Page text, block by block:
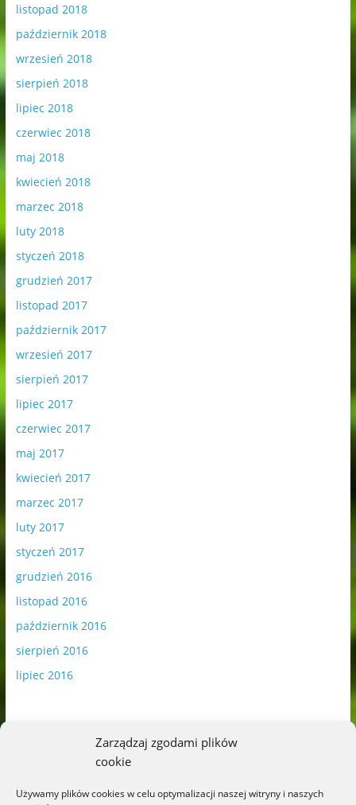
Zarządzaj zgodami plików
cookie
Używamy plików cookies w celu optymalizacji naszej witryny i naszych
listopad 2018
październik 2018
wrzesień 2018
sierpień 2018
lipiec 2018
czerwiec 2018
maj 2018
kwiecień 2018
marzec 2018
luty 2018
styczeń 2018
grudzień 2017
listopad 2017
październik 2017
wrzesień 2017
sierpień 2017
lipiec 2017
czerwiec 2017
maj 2017
kwiecień 2017
marzec 2017
luty 2017
styczeń 2017
grudzień 2016
listopad 2016
październik 2016
sierpień 2016
lipiec 2016